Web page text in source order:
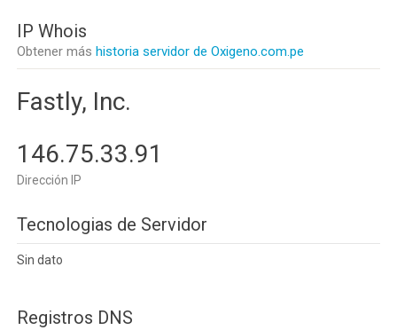
IP Whois
Obtener más historia servidor de Oxigeno.com.pe
Fastly, Inc.
146.75.33.91
Dirección IP
Tecnologias de Servidor
Sin dato
Registros DNS